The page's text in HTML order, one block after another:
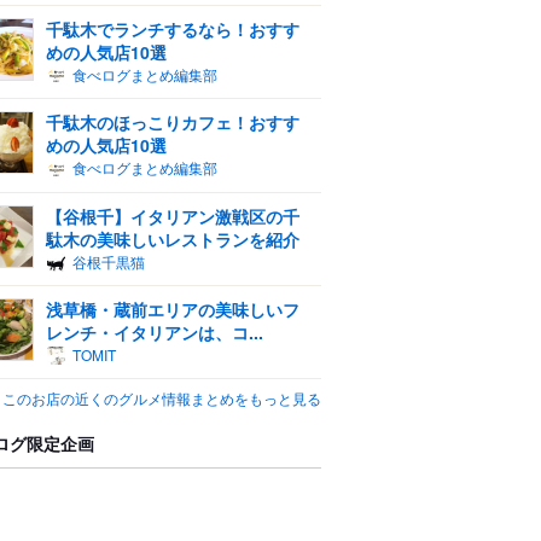
千駄木でランチするなら！おすす
めの人気店10選
食べログまとめ編集部
千駄木のほっこりカフェ！おすす
めの人気店10選
食べログまとめ編集部
【谷根千】イタリアン激戦区の千
駄木の美味しいレストランを紹介
谷根千黒猫
浅草橋・蔵前エリアの美味しいフ
レンチ・イタリアンは、コ...
TOMIT
このお店の近くのグルメ情報まとめをもっと見る
グ限定企画